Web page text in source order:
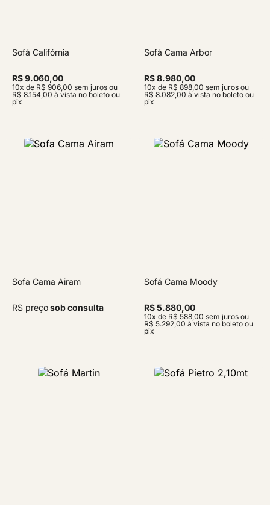
Sofá Califórnia
R$ 9.060,00
10x de R$ 906,00 sem juros ou
R$ 8.154,00 à vista no boleto ou
pix
Sofá Cama Arbor
R$ 8.980,00
10x de R$ 898,00 sem juros ou
R$ 8.082,00 à vista no boleto ou
pix
Sofa Cama Airam
R$ preçosob consulta
Sofá Cama Moody
R$ 5.880,00
10x de R$ 588,00 sem juros ou
R$ 5.292,00 à vista no boleto ou
pix